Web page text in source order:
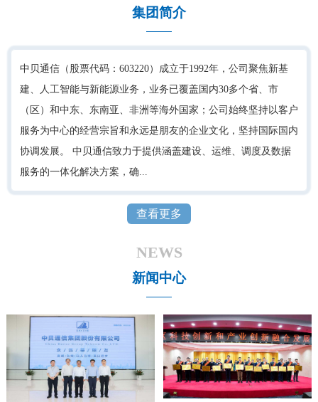
集团简介
中贝通信（股票代码：603220）成立于1992年，公司聚焦新基
建、人工智能与新能源业务，业务已覆盖国内30多个省、市
（区）和中东、东南亚、非洲等海外国家；公司始终坚持以客户
服务为中心的经营宗旨和永远是朋友的企业文化，坚持国际国内
协调发展。 中贝通信致力于提供涵盖建设、运维、调度及数据
服务的一体化解决方案，确...
查看更多
NEWS
新闻中心